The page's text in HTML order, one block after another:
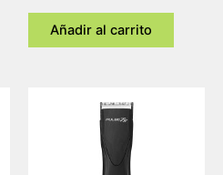
Añadir al carrito